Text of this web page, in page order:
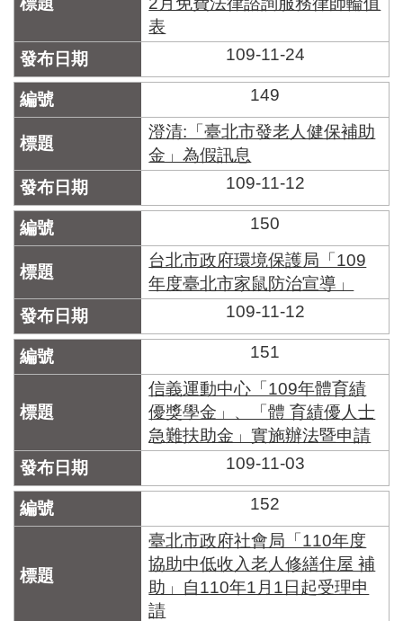
表
109-11-24
149
澄清:「臺北市發老人健保補助
金」為假訊息
109-11-12
150
台北市政府環境保護局「109
年度臺北市家鼠防治宣導」
109-11-12
151
信義運動中心「109年體育績
優獎學金」、「體 育績優人士
急難扶助金」實施辦法暨申請
109-11-03
152
臺北市政府社會局「110年度
協助中低收入老人修繕住屋 補
助」自110年1月1日起受理申
請